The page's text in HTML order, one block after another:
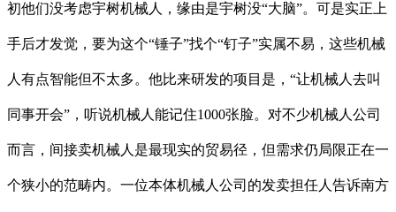
初他们没考虑宇树机械人，缘由是宇树没“大脑”。可是实正上
手后才发觉，要为这个“锤子”找个“钉子”实属不易，这些机械
人有点智能但不太多。他比来研发的项目是，“让机械人去叫
同事开会”，听说机械人能记住1000张脸。对不少机械人公司
而言，间接卖机械人是最现实的贸易径，但需求仍局限正在一
个狭小的范畴内。一位本体机械人公司的发卖担任人告诉南方